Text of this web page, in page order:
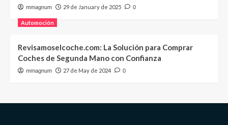
mmagnum 29 de January de 2025 0
Automoción
Revisamoselcoche.com: La Solución para Comprar
Coches de Segunda Mano con Confianza
mmagnum 27 de May de 2024 0